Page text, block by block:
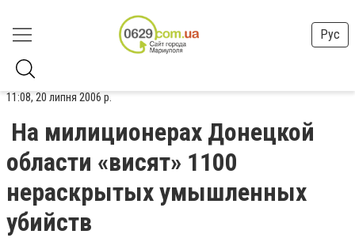
Рус
11:08, 20 липня 2006 р.
На милиционерах Донецкой
области «висят» 1100
нераскрытых умышленных
убийств